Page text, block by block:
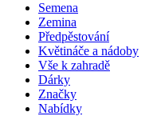
Semena
Zemina
Předpěstování
Květináče a nádoby
Vše k zahradě
Dárky
Značky
Nabídky